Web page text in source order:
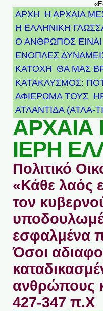
ΑΡΧΗ Η ΑΡΧΑΙΑ
Η ΕΛΛΗΝΙΚΗ
Ο ΑΝΘΡΩΠΟΣ
ΕΝΟΠΛΕΣ
ΚΑΤΟΧΗ ΘΑ ΜΑΣ
ΚΑΤΑΚΛΥΣΜΟΣ:
ΑΦΙΈΡΩΜΑ ΤΟΥΣ
ΑΤΛΑΝΤΊΔΑ (ΑΤΛΑ-
ΙΕΡΗ
Πολιτικό
«Κάθε λαός
τον
εσφαλμένα
Όσοι
ανθρώπους
427-347 π.Χ